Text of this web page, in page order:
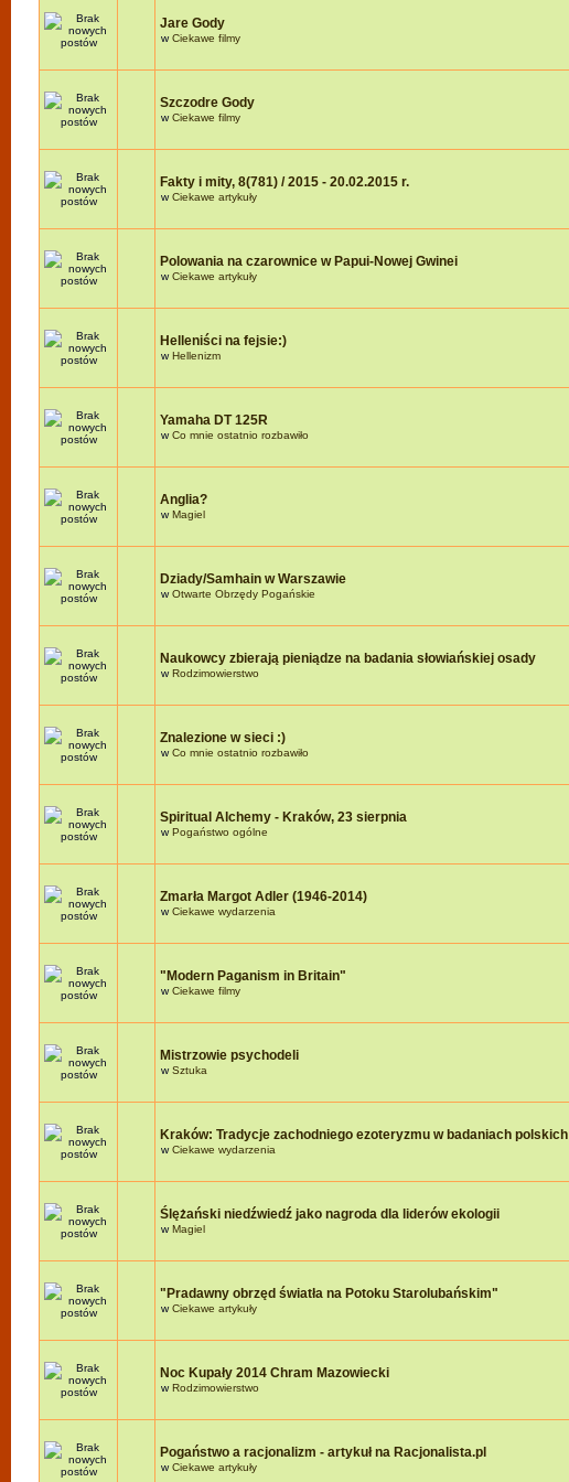
Jare Gody
wCiekawe filmy
Szczodre Gody
wCiekawe filmy
Fakty i mity, 8(781) / 2015 - 20.02.2015 r.
wCiekawe artykuły
Polowania na czarownice w Papui-Nowej Gwinei
wCiekawe artykuły
Helleniści na fejsie:)
wHellenizm
Yamaha DT 125R
wCo mnie ostatnio rozbawiło
Anglia?
wMagiel
Dziady/Samhain w Warszawie
wOtwarte Obrzędy Pogańskie
Naukowcy zbierają pieniądze na badania słowiańskiej osady
wRodzimowierstwo
Znalezione w sieci :)
wCo mnie ostatnio rozbawiło
Spiritual Alchemy - Kraków, 23 sierpnia
wPogaństwo ogólne
Zmarła Margot Adler (1946-2014)
wCiekawe wydarzenia
"Modern Paganism in Britain"
wCiekawe filmy
Mistrzowie psychodeli
wSztuka
Kraków: Tradycje zachodniego ezoteryzmu w badaniach polskich
wCiekawe wydarzenia
Ślężański niedźwiedź jako nagroda dla liderów ekologii
wMagiel
"Pradawny obrzęd światła na Potoku Starolubańskim"
wCiekawe artykuły
Noc Kupały 2014 Chram Mazowiecki
wRodzimowierstwo
Pogaństwo a racjonalizm - artykuł na Racjonalista.pl
wCiekawe artykuły